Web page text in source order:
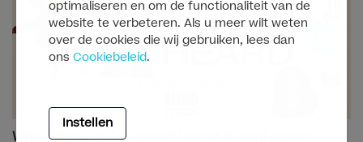
optimaliseren en om de functionaliteit van de
website te verbeteren. Als u meer wilt weten
over de cookies die wij gebruiken, lees dan
ons Cookiebeleid.
Instellen
Who Killed Our Daughter? | vanaf 18 september